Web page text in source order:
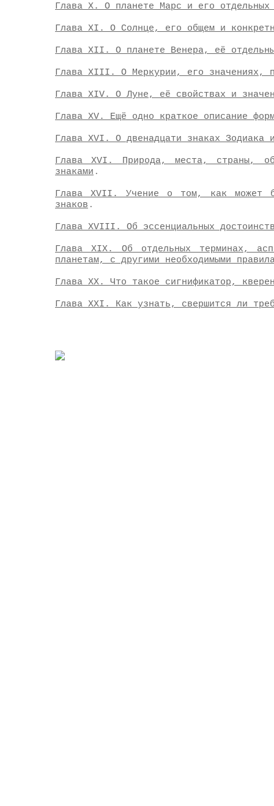
Глава X. О планете Марс и его отдельных
Глава XI. О Солнце, его общем и
Глава XII. О планете Венера, её
Глава XIII. О Меркурии, его значениях,
Глава XIV. О Луне, её свойствах и
Глава XV. Ещё одно краткое описание
Глава XVI. О двенадцати знаках Зодиака
Глава XVI. Природа, места, страны,
знаками .
Глава XVII. Учение о том, как может
знаков .
Глава XVIII. Об эссенциальных
Глава XIX. Об отдельных терминах,
планетам, с другими необходимыми
Глава XX. Что такое сигнификатор,
Глава XXI. Как узнать, свершится ли